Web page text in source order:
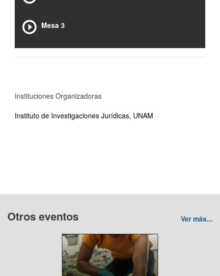
Mesa 3
Instituciones Organizadoras
Instituto de Investigaciones Jurídicas, UNAM
Otros eventos Ver más...